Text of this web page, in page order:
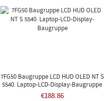
7FG50 Baugruppe LCD HUD OLED NT S
5540. Laptop-LCD-Display-Baugruppe
€188.86